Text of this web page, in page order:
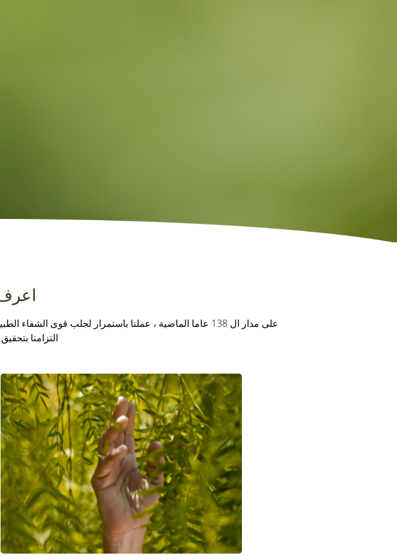
على مدار ال 138 عاما الماضية ، عملنا باستمرار لجلب قوى
التزامنا